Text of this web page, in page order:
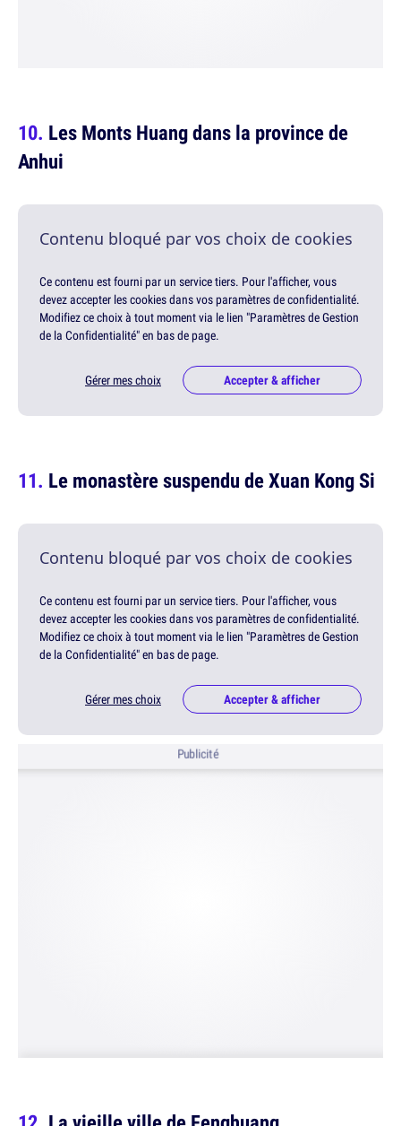
Les Monts Huang dans la province de
Anhui
Contenu bloqué par vos choix de cookies
Ce contenu est fourni par un service tiers. Pour l'afficher, vous
devez accepter les cookies dans vos paramètres de confidentialité.
Modifiez ce choix à tout moment via le lien "Paramètres de Gestion
de la Confidentialité" en bas de page.
Gérer mes choix Accepter & afficher
Le monastère suspendu de Xuan Kong Si
Contenu bloqué par vos choix de cookies
Ce contenu est fourni par un service tiers. Pour l'afficher, vous
devez accepter les cookies dans vos paramètres de confidentialité.
Modifiez ce choix à tout moment via le lien "Paramètres de Gestion
de la Confidentialité" en bas de page.
Gérer mes choix Accepter & afficher
Publicité